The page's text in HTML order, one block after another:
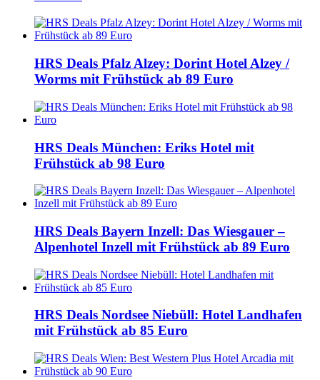
HRS Deals Pfalz Alzey: Dorint Hotel Alzey /
Worms mit Frühstück ab 89 Euro
HRS Deals München: Eriks Hotel mit
Frühstück ab 98 Euro
HRS Deals Bayern Inzell: Das Wiesgauer –
Alpenhotel Inzell mit Frühstück ab 89 Euro
HRS Deals Nordsee Niebüll: Hotel Landhafen
mit Frühstück ab 85 Euro